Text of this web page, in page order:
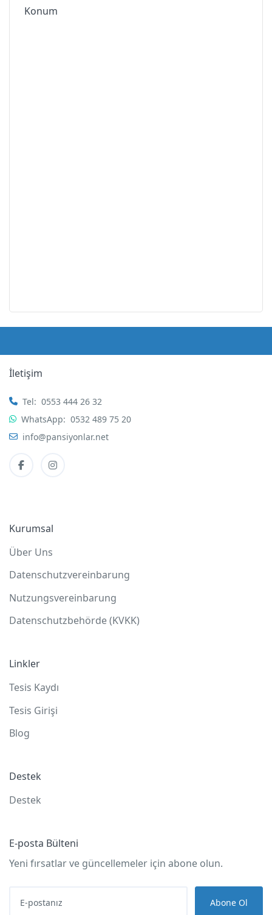
Konum
İletişim
Tel: 0553 444 26 32
WhatsApp: 0532 489 75 20
info@pansiyonlar.net
Kurumsal
Über Uns
Datenschutzvereinbarung
Nutzungsvereinbarung
Datenschutzbehörde (KVKK)
Linkler
Tesis Kaydı
Tesis Girişi
Blog
Destek
Destek
E-posta Bülteni
Yeni fırsatlar ve güncellemeler için abone olun.
Abone Ol